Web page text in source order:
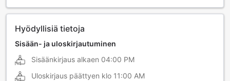
Hyödyllisiä tietoja
Sisään- ja uloskirjautuminen
Sisäänkirjaus alkaen 04:00 PM
Uloskirjaus päättyen klo 11:00 AM